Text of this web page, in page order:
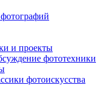
и проекты
фототехники
фотоискусства